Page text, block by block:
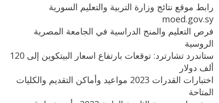
رابط موقع نتائج وزارة التربية والتعليم السورية
moed.gov.sy
فرص التعليم والمنح الدراسية في الجامعة المصرية
الروسية
ستاندرد تشارترد: توقعات بارتفاع اسعار البيتكوين إلى 120
ألف دولار
اختبارات القدرات 2023 مواعيد وأماكن التقديم والكليات
المتاحة